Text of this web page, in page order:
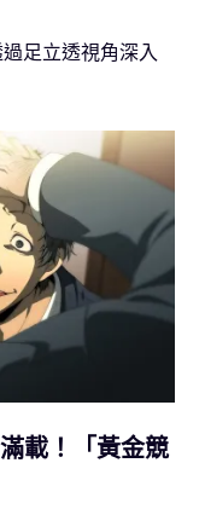
足立透視角深入
載！「黃金競